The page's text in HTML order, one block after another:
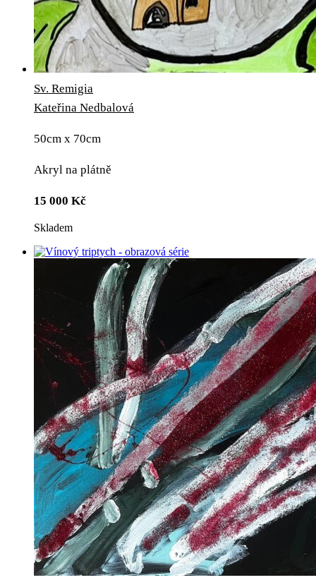
Sv. Remigia
Kateřina Nedbalová
50cm x 70cm
Akryl na plátně
15 000 Kč
Skladem